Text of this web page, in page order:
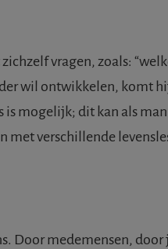
vragen, zoals:
wil ontwikkelen, komt
mogelijk; dit kan als
met verschillende
Door medemensen, door